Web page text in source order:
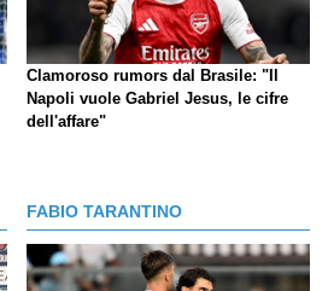
Clamoroso rumors dal Brasile: "Il
Napoli vuole Gabriel Jesus, le cifre
dell'affare"
FABIO TARANTINO